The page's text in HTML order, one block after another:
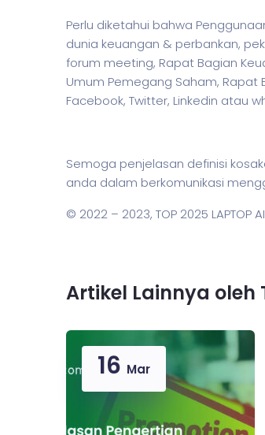
Perlu diketahui bahwa
dunia keuangan & perbankan,
forum meeting, Rapat Bagian
Umum Pemegang Saham, Rapat
Facebook, Twitter, Linkedin atau
Semoga penjelasan definisi
anda dalam berkomunikasi
© 2022 – 2023, TOP 2025 LAPTOP AI
Artikel Lainnya oleh
16 Mar